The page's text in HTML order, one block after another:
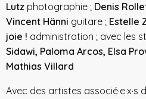
Lutz photographie ; Denis
Vincent Hänni guitare ; Estelle
joie ! administration ; avec les
Sidawi, Paloma Arcos, Elsa
Mathias Villard
Avec des artistes associé·e·x·s